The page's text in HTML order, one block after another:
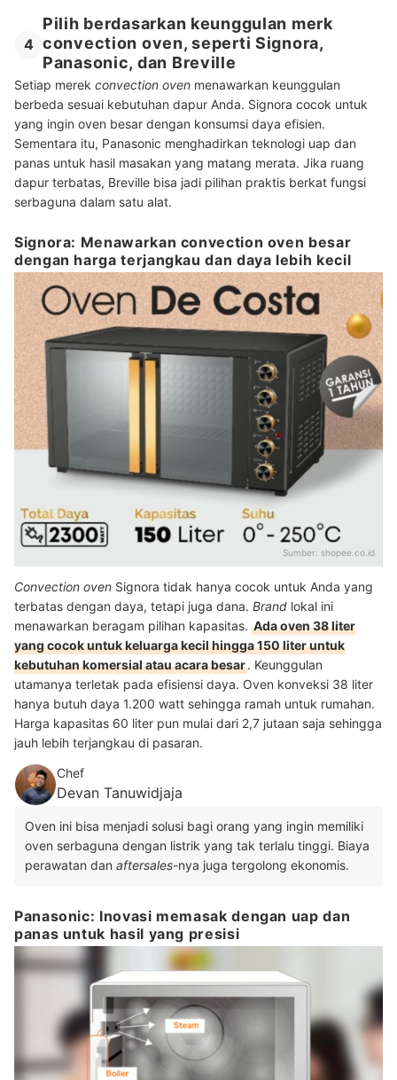
4
Pilih berdasarkan keunggulan merk
convection oven, seperti Signora,
Panasonic, dan Breville
Setiap merek convection oven menawarkan keunggulan
berbeda sesuai kebutuhan dapur Anda. Signora cocok untuk
yang ingin oven besar dengan konsumsi daya efisien.
Sementara itu, Panasonic menghadirkan teknologi uap dan
panas untuk hasil masakan yang matang merata. Jika ruang
dapur terbatas, Breville bisa jadi pilihan praktis berkat fungsi
serbaguna dalam satu alat.
Signora: Menawarkan convection oven besar
dengan harga terjangkau dan daya lebih kecil
Sumber: shopee.co.id
Convection oven Signora tidak hanya cocok untuk Anda yang
terbatas dengan daya, tetapi juga dana. Brand lokal ini
menawarkan beragam pilihan kapasitas. Ada oven 38 liter
yang cocok untuk keluarga kecil hingga 150 liter untuk
kebutuhan komersial atau acara besar. Keunggulan
utamanya terletak pada efisiensi daya. Oven konveksi 38 liter
hanya butuh daya 1.200 watt sehingga ramah untuk rumahan.
Harga kapasitas 60 liter pun mulai dari 2,7 jutaan saja sehingga
jauh lebih terjangkau di pasaran.
Chef
Devan Tanuwidjaja
Oven ini bisa menjadi solusi bagi orang yang ingin memiliki
oven serbaguna dengan listrik yang tak terlalu tinggi. Biaya
perawatan dan aftersales-nya juga tergolong ekonomis.
Panasonic: Inovasi memasak dengan uap dan
panas untuk hasil yang presisi